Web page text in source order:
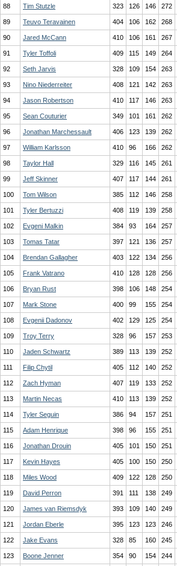
88 Tim Stutzle 323 126 146 272
89 Teuvo Teravainen 404 106 162 268
90 Jared McCann 410 106 161 267
91 Tyler Toffoli 409 115 149 264
92 Seth Jarvis 328 109 154 263
93 Nino Niederreiter 408 121 142 263
94 Jason Robertson 410 117 146 263
95 Sean Couturier 349 101 161 262
96 Jonathan Marchessault 406 123 139 262
97 William Karlsson 410 96 166 262
98 Taylor Hall 329 116 145 261
99 Jeff Skinner 407 117 144 261
100 Tom Wilson 385 112 146 258
101 Tyler Bertuzzi 408 119 139 258
102 Evgeni Malkin 384 93 164 257
103 Tomas Tatar 397 121 136 257
104 Brendan Gallagher 403 122 134 256
105 Frank Vatrano 410 128 128 256
106 Bryan Rust 398 106 148 254
107 Mark Stone 400 99 155 254
108 Evgenii Dadonov 402 129 125 254
109 Troy Terry 328 96 157 253
110 Jaden Schwartz 389 113 139 252
111 Filip Chytil 405 112 140 252
112 Zach Hyman 407 119 133 252
113 Martin Necas 410 113 139 252
114 Tyler Seguin 386 94 157 251
115 Adam Henrique 398 96 155 251
116 Jonathan Drouin 405 101 150 251
117 Kevin Hayes 405 100 150 250
118 Miles Wood 409 122 128 250
119 David Perron 391 111 138 249
120 James van Riemsdyk 393 109 140 249
121 Jordan Eberle 395 123 123 246
122 Jake Evans 328 85 160 245
123 Boone Jenner 354 90 154 244